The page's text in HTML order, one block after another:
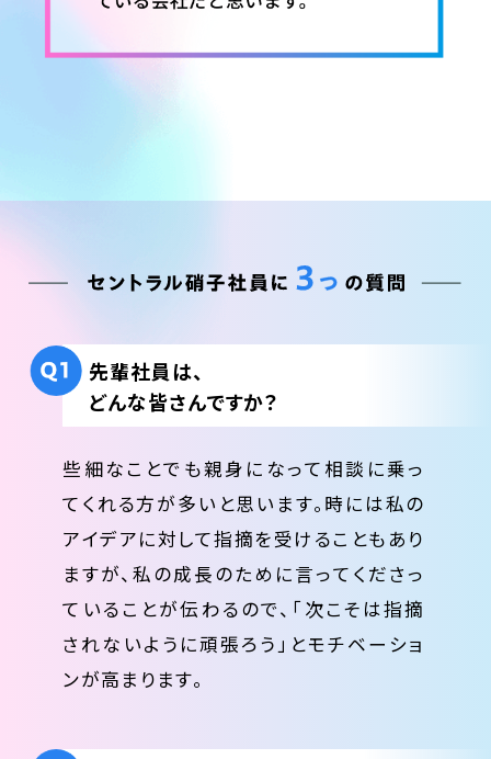
先輩社員は、
どんな皆さんですか？
些細なことでも親身になって相談に乗っ
てくれる方が多いと思います。時には私の
アイデアに対して指摘を受けることもあり
ますが、私の成長のために言ってくださっ
ていることが伝わるので、「次こそは指摘
されないように頑張ろう」とモチベーショ
ンが高まります。